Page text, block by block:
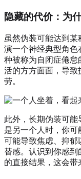
隐藏的代价：为
虽然伪装可能达到
演一个神经典型角色
种被称为自闭症倦怠
活的方方面面，导致
劳。
此外，长期伪装可
是另一个人时，你
可能导致焦虑、抑郁
替感。认识到你感到
的直接结果，这会带